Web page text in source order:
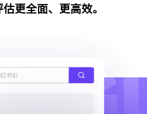
更全面、更高效。